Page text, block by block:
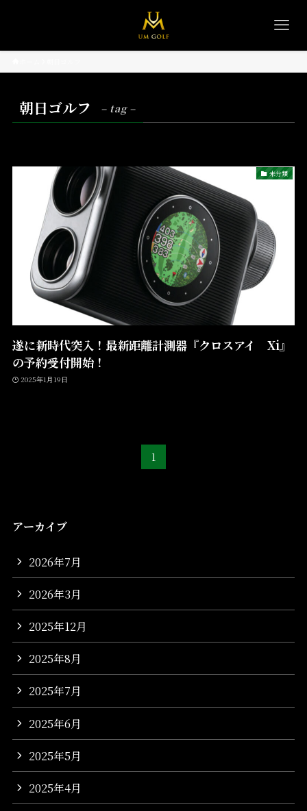
朝日ゴルフ – tag –
未分類
遂に新時代突入！最新距離計測器『クロスアイ Xi』
の予約受付開始！
2025年1月19日
1
アーカイブ
2026年7月
2026年3月
2025年12月
2025年8月
2025年7月
2025年6月
2025年5月
2025年4月